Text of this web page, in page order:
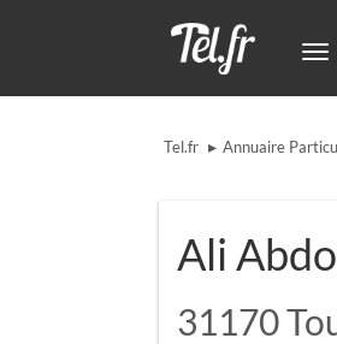
Tel.fr ▸ Annuaire
Ali
31170